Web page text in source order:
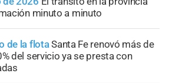
minuto a minuto
de la flotaSanta Fe renovó más de
del servicio ya se presta con